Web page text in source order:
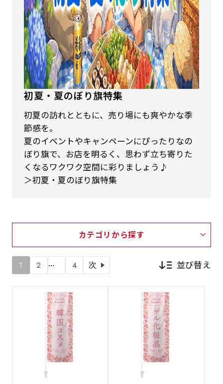
初夏・夏のぼり旗特集
初夏の訪れとともに、売り場にも爽やかな季
節感を。
夏のイベントやキャンペーンにぴったりなの
ぼり旗で、お店を明るく、思わず立ち寄りた
くなるワクワク空間に彩りましょう♪
＞初夏・夏のぼり旗特集
カテゴリから探す
1 2 … 4 次 並び替え
新着順
価格が安い順
価格が高い順